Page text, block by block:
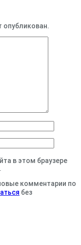
опубликован.
в этом браузере
комментарии по
без